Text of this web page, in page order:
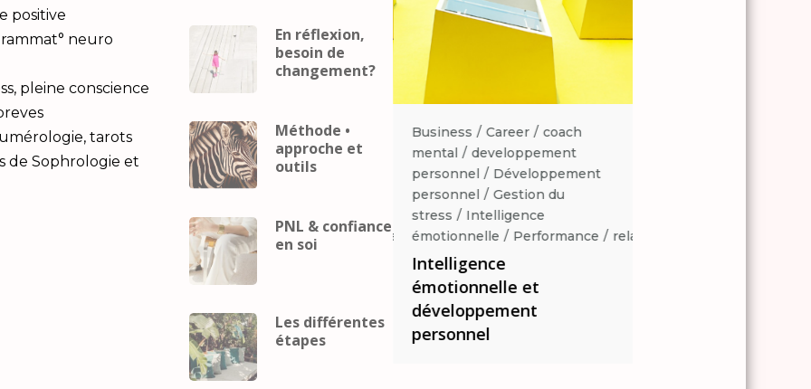
positive
neuro
pleine conscience
tarots
de Sophrologie et
En réflexion,
besoin de
changement?
Méthode •
approche et
outils
PNL & confiance
en soi
Les différentes
étapes
Career
coach
developpement
Développement
relaxation
Business Career
coach
mental
developpement
personnel
Développement
personnel
Gestion du
stress
Intelligence
émotionnelle
Performance relaxation
Intelligence
émotionnelle et
développement
personnel
Business Career
coach
mental
developpement
personnel
Développement
personnel
Gestion du
stress
Intelligence
émotionnelle
Performance relaxation
Intelligence
émotionnelle et
développement
personnel